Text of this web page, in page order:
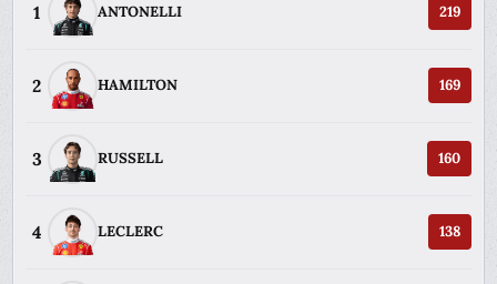
1 ANTONELLI 219
2 HAMILTON 169
3 RUSSELL 160
4 LECLERC 138